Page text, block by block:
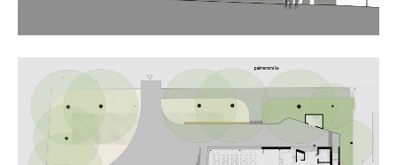
get in touch
cybersteel inc.
376-293 city road, suite 600
san francisco, ca 94102